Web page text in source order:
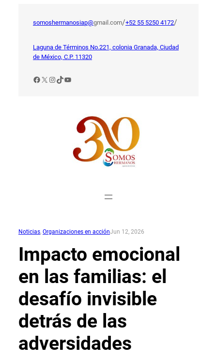
somoshermanosiap@gmail.com/+52 55 5250 4172/
Laguna de Términos No.221, colonia Granada, Ciudad
de México, C.P. 11320
Facebook
X Instagram
TikTok
YouTube
Noticias, Organizaciones en acciónJun 12, 2026
Impacto emocional
en las familias: el
desafío invisible
detrás de las
adversidades